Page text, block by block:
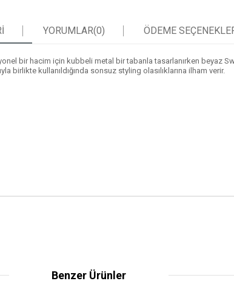
YORUMLAR(0) ÖDEME
bir hacim için kubbeli metal bir tabanla tasarlanırken beyaz
kullanıldığında sonsuz styling olasılıklarına ilham verir.
Benzer Ürünler